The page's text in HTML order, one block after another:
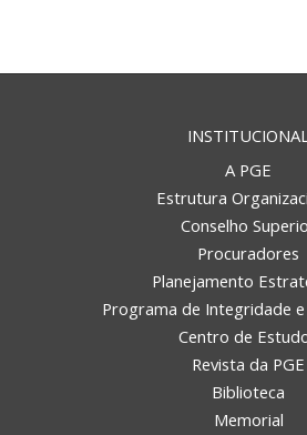
A PGE
Estrutura
Conselho
Procuradores
Planejamento
Programa de Integridade e
Centro de
Revista da PGE
Biblioteca
Memorial